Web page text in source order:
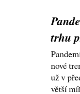
trhu
nové
už v
větší